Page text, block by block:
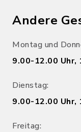
Andere
Montag und
9.00-12.00 Uhr,
Dienstag:
9.00-12.00 Uhr,
Freitag: